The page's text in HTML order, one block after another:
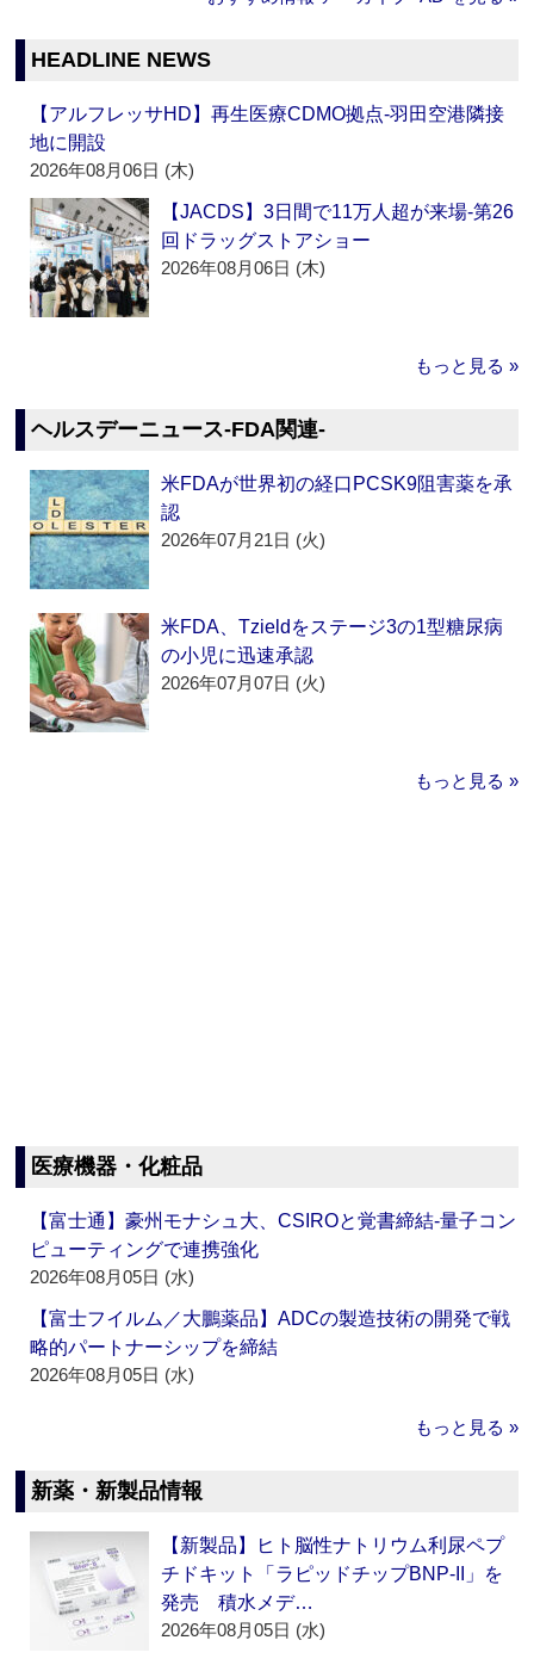
HEADLINE NEWS
【アルフレッサHD】再生医療CDMO拠点‐羽田空港隣接
地に開設
2026年08月06日 (木)
【JACDS】3日間で11万人超が来場‐第26
回ドラッグストアショー
2026年08月06日 (木)
もっと見る »
ヘルスデーニュース‐FDA関連‐
米FDAが世界初の経口PCSK9阻害薬を承
認
2026年07月21日 (火)
米FDA、Tzieldをステージ3の1型糖尿病
の小児に迅速承認
2026年07月07日 (火)
もっと見る »
医療機器・化粧品
【富士通】豪州モナシュ大、CSIROと覚書締結‐量子コン
ピューティングで連携強化
2026年08月05日 (水)
【富士フイルム／大鵬薬品】ADCの製造技術の開発で戦
略的パートナーシップを締結
2026年08月05日 (水)
もっと見る »
新薬・新製品情報
【新製品】ヒト脳性ナトリウム利尿ペプ
チドキット「ラピッドチップBNP-II」を
発売 積水メデ…
2026年08月05日 (水)